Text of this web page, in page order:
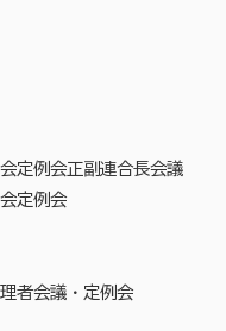
定例会正副連合長会議
定例会
者会議・定例会